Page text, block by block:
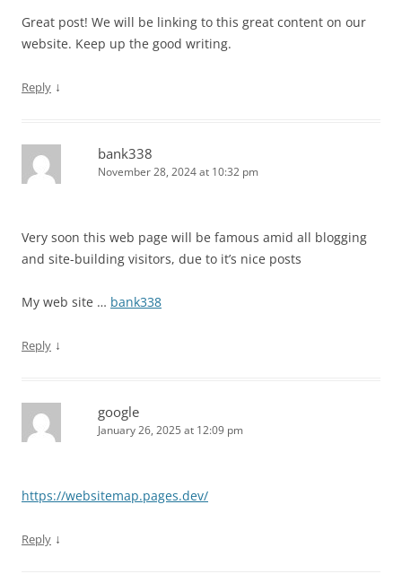
Great post! We will be linking to this great content on our
website. Keep up the good writing.
Reply ↓
bank338
November 28, 2024 at 10:32 pm
Very soon this web page will be famous amid all blogging
and site-building visitors, due to it’s nice posts
My web site … bank338
Reply ↓
google
January 26, 2025 at 12:09 pm
https://websitemap.pages.dev/
Reply ↓